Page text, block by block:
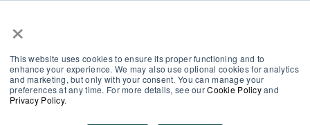
×
This website uses cookies to ensure its proper functioning and to
enhance your experience. We may also use optional cookies for analytics
and marketing, but only with your consent. You can manage your
preferences at any time. For more details, see ourCookie Policyand
Privacy Policy.